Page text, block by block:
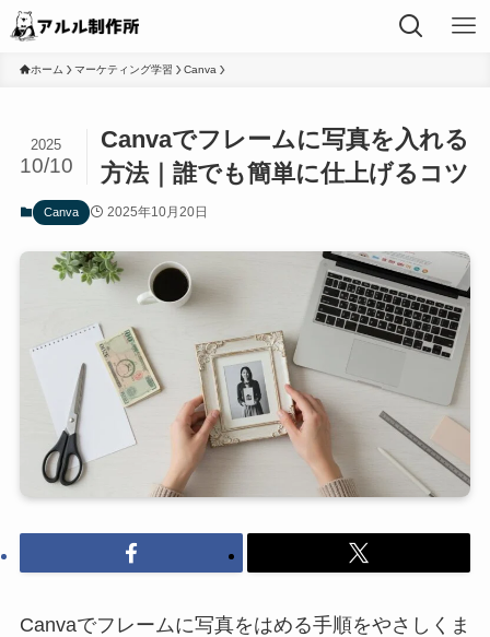
ホーム マーケティング学習 Canva
Canvaでフレームに写真を入れる
方法｜誰でも簡単に仕上げるコツ
2025
10/10
Canva 2025年10月20日
Canvaでフレームに写真をはめる手順をやさしくま